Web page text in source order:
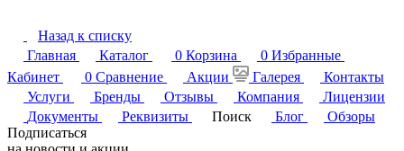
Назад к списку
Главная
Каталог 0 Корзина 0 Избранные
Кабинет
0 Сравнение Акции Галерея
Контакты
Услуги
Бренды Отзывы Компания
Лицензии
Документы
Реквизиты Поиск Блог
Обзоры
Подписаться